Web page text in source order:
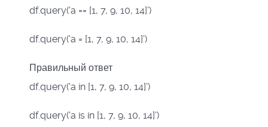
df.query('a == [1, 7, 9, 10, 14]')
df.query('a = [1, 7, 9, 10, 14]')
Правильный ответ
df.query('a in [1, 7, 9, 10, 14]')
df.query('a is in [1, 7, 9, 10, 14]')